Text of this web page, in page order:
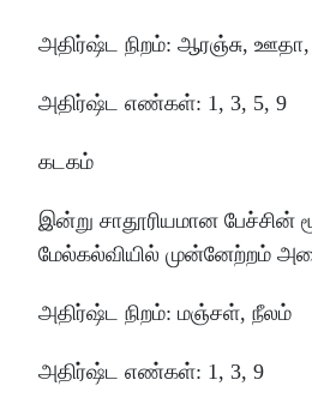
அதிர்ஷ்ட நிறம்: ஆரஞ்சு,
அதிர்ஷ்ட எண்கள்: 1, 3, 5, 9
கடகம்
இன்று சாதூரியமான பேச்சின்
மேல்கல்வியில் முன்னேற்றம்
அதிர்ஷ்ட நிறம்: மஞ்சள், நீலம்
அதிர்ஷ்ட எண்கள்: 1, 3, 9